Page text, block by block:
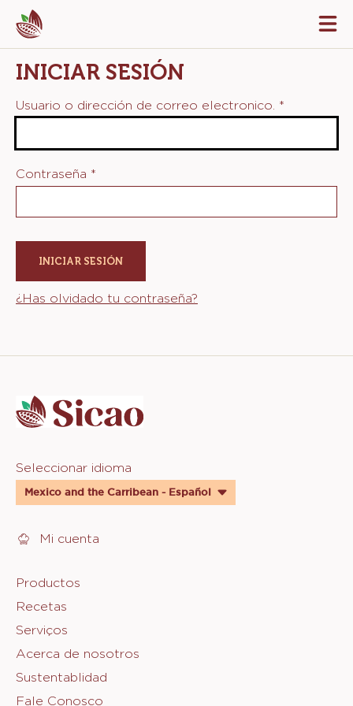
Skip
to
main
content
INICIAR SESIÓN
Usuario o dirección de correo electronico. *
Contraseña *
¿Has olvidado tu contraseña?
info
Website
quick
links
Seleccionar idioma
Mexico and the Carribean - Español
Mi cuenta
Footer
Sicao
Productos
Recetas
Serviços
Acerca de nosotros
Sustentablidad
Fale Conosco